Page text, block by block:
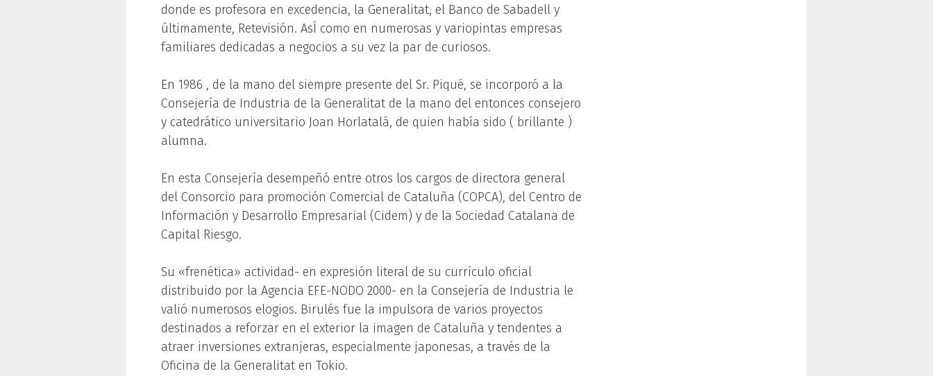
donde es profesora en excedencia, la Generalitat, el Banco de Sabadell y
últimamente, Retevisión. AsÍ como en numerosas y variopintas empresas
familiares dedicadas a negocios a su vez la par de curiosos.
En 1986 , de la mano del siempre presente del Sr. Piqué, se incorporó a la
Consejería de Industria de la Generalitat de la mano del entonces consejero
y catedrático universitario Joan Horlatalá, de quien había sido ( brillante )
alumna.
En esta Consejería desempeñó entre otros los cargos de directora general
del Consorcio para promoción Comercial de Cataluña (COPCA), del Centro de
Información y Desarrollo Empresarial (Cidem) y de la Sociedad Catalana de
Capital Riesgo.
Su «frenética» actividad- en expresión literal de su currículo oficial
distribuido por la Agencia EFE-NODO 2000- en la Consejería de Industria le
valió numerosos elogios. Birulés fue la impulsora de varios proyectos
destinados a reforzar en el exterior la imagen de Cataluña y tendentes a
atraer inversiones extranjeras, especialmente japonesas, a través de la
Oficina de la Generalitat en Tokio.